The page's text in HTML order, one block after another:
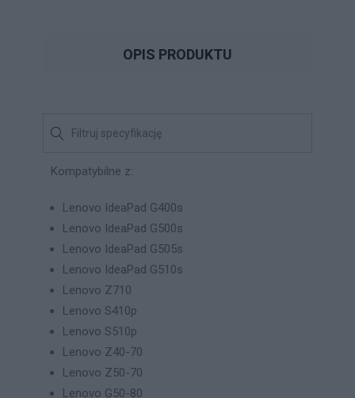
OPIS PRODUKTU
Kompatybilne z:
Lenovo IdeaPad G400s
Lenovo IdeaPad G500s
Lenovo IdeaPad G505s
Lenovo IdeaPad G510s
Lenovo Z710
Lenovo S410p
Lenovo S510p
Lenovo Z40-70
Lenovo Z50-70
Lenovo G50-80